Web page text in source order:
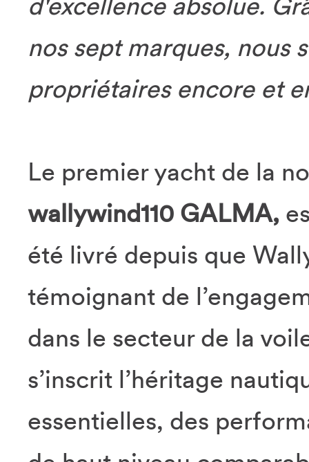
nos sept marques, nous
propriétaires encore et
Le premier yacht de la
wallywind110 GALMA,
été livré depuis que
témoignant de
dans le secteur de la
s’inscrit l’héritage
essentielles, des